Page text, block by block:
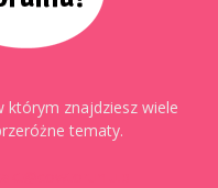
którym znajdziesz wiele
tematy.